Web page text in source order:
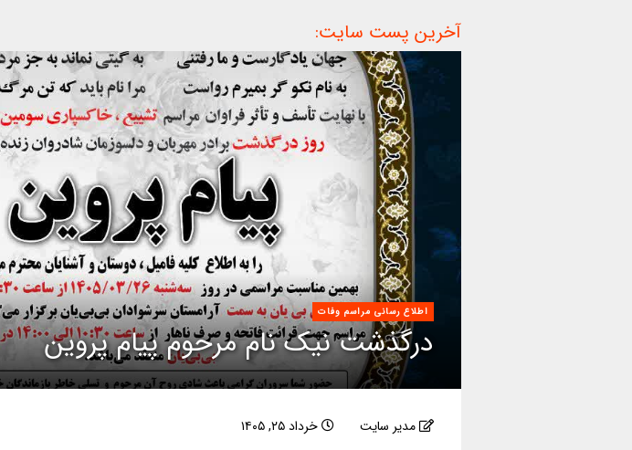
آخرین پست سایت:
اطلاع رسانی مراسم وفات
درگذشت نیک نام مرحوم پیام پروین
مدیر سایت خرداد ۲۵, ۱۴۰۵